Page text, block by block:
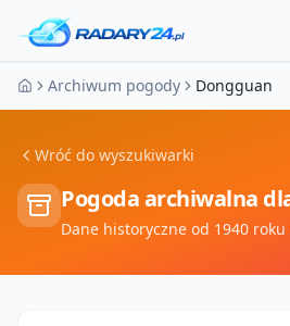
Strona główna
Archiwum pogody Dongguan
Wróć do wyszukiwarki
Pogoda archiwalna
Dane historyczne od 1940 roku